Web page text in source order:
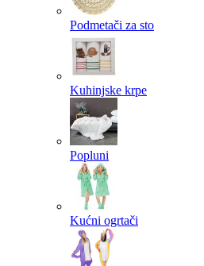
Podmetači za sto
Kuhinjske krpe
Popluni
Kućni ogrtači